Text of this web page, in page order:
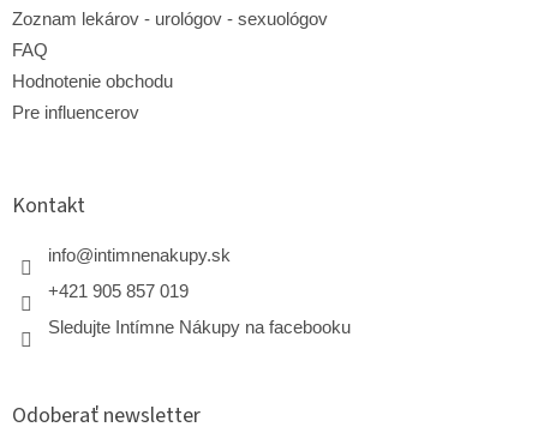
Zoznam lekárov - urológov - sexuológov
FAQ
Hodnotenie obchodu
Pre influencerov
Kontakt
info@intimnenakupy.sk
+421 905 857 019
Sledujte Intímne Nákupy na facebooku
Odoberať newsletter